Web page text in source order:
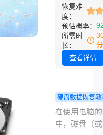
久删除的还
来吗？”
手段就这几
一个朋友搬
室，整理文
候手滑，把
2TB的移动
了格式化。
过去五年拍
项目照片和
材。他当时
电话，声音
恢复难
度：
预估概率：
所需时
长：
查看详情
硬盘数据恢复教
盘被删除了
恢复？这二
在使用电脑
中，磁盘（